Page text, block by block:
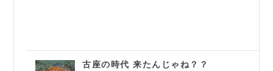
古座の時代 来たんじゃね？？